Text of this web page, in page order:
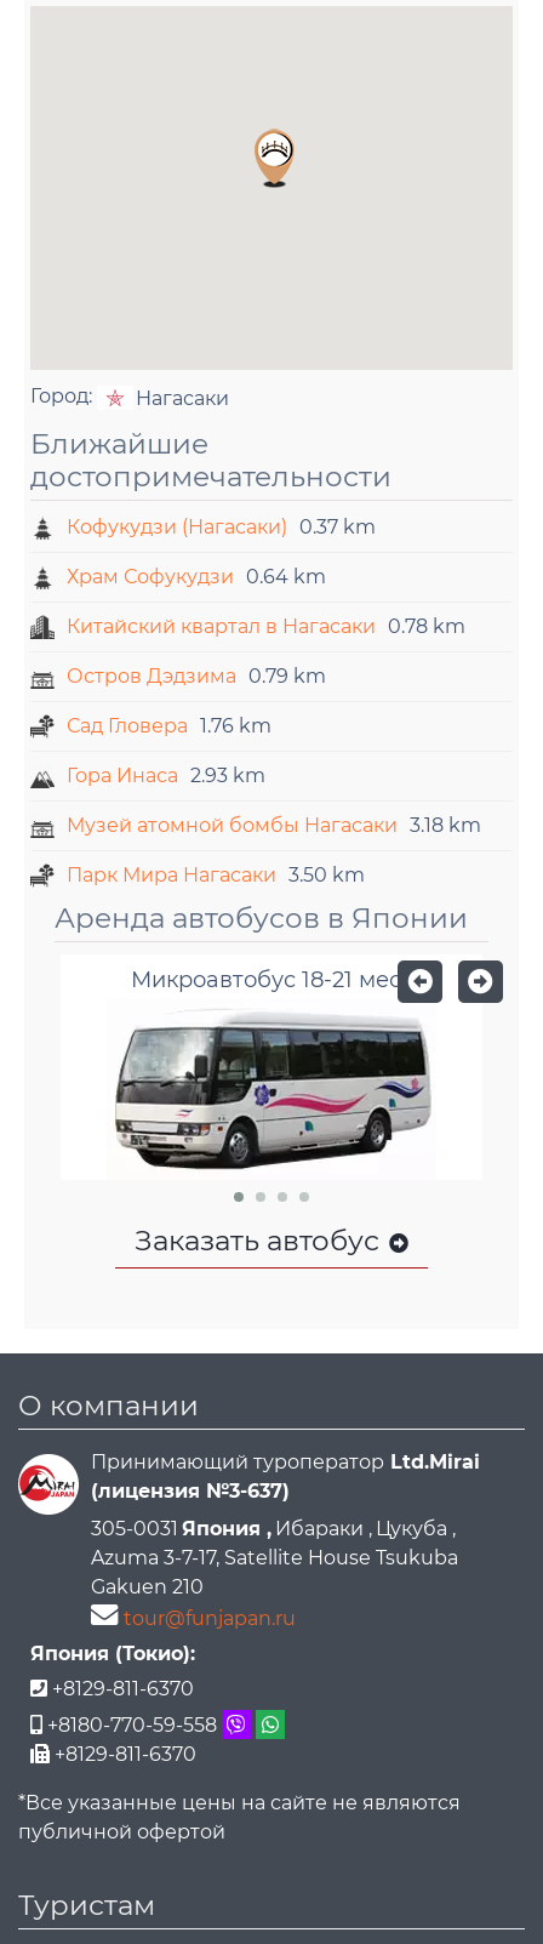
Город: Нагасаки
Ближайшие
достопримечательности
Кофукудзи (Нагасаки) 0.37 km
Храм Софукудзи 0.64 km
Китайский квартал в Нагасаки 0.78 km
Остров Дэдзима 0.79 km
Сад Гловера 1.76 km
Гора Инаса 2.93 km
Музей атомной бомбы Нагасаки 3.18 km
Парк Мира Нагасаки 3.50 km
Аренда автобусов в Японии
Микроавтобус 18-21 мест
Заказать автобус
О компании
Принимающий туроператор Ltd.Mirai
(лицензия №3-637)
305-0031 Япония , Ибараки , Цукуба ,
Azuma 3-7-17, Satellite House Tsukuba
Gakuen 210
tour@funjapan.ru
Япония (Токио):
+8129-811-6370
+8180-770-59-558
+8129-811-6370
*Все указанные цены на сайте не являются
публичной офертой
Туристам